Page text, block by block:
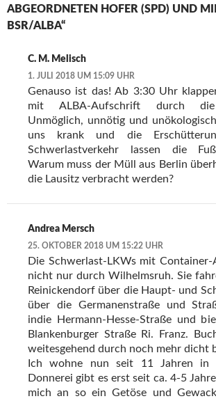
ABGEORDNETEN HOFER (SPD) UND
BSR/ALBA“
C. M. Melisch
1. JULI 2018 UM 15:09 UHR
Genauso ist das! Ab 3:30 Uhr
mit ALBA-Aufschrift durch die
Unmöglich, unnötig und
uns krank und die
Schwerlastverkehr lassen die
Warum muss der Müll aus Berlin
die Lausitz verbracht werden?
Andrea Mersch
25. OKTOBER 2018 UM 15:22 UHR
Die Schwerlast-LKWs mit Container-
nicht nur durch Wilhelmsruh. Sie
Reinickendorf über die Haupt- und
über die Germanenstraße und
indie Hermann-Hesse-Straße und
Blankenburger Straße Ri. Franz.
weitesgehend durch noch mehr dicht
Ich wohne nun seit 11 Jahren in
Donnerei gibt es erst seit ca. 4-5
mich an so ein Getöse und